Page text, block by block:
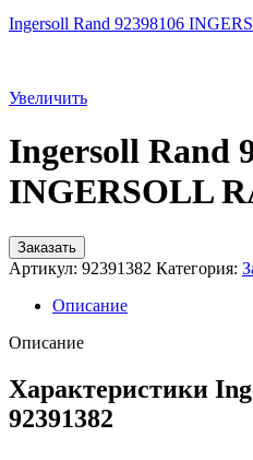
Ingersoll Rand 92398106
Увеличить
Ingersoll Rand
INGERSOLL
Заказать
Артикул: 92391382 Категория:
Описание
Описание
Характеристики
92391382